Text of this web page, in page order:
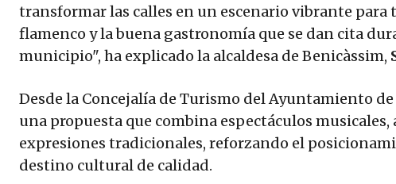
transformar las calles en un escenario vibrante para
flamenco y la buena gastronomía que se dan cita
municipio", ha explicado la alcaldesa de Benicàssim,
Desde la Concejalía de Turismo del Ayuntamiento
una propuesta que combina espectáculos
expresiones tradicionales, reforzando el
destino cultural de calidad.